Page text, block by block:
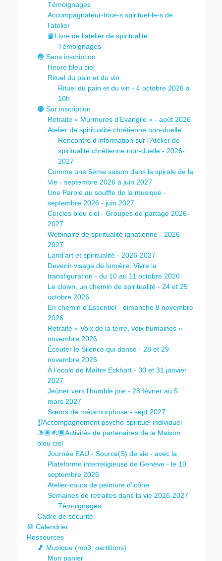
Témoignages
Accompagnateur-trice-s spirituel-le-s de
l’atelier
📙Livre de l’atelier de spiritualité
Témoignages
🔵 Sans inscription
Heure bleu ciel
Rituel du pain et du vin
Rituel du pain et du vin - 4 octobre 2026 à
10h
🟠 Sur inscription
Retraite « Murmures d’Evangile » - août 2026
Atelier de spiritualité chrétienne non-duelle
Rencontre d’information sur l’Atelier de
spiritualité chrétienne non-duelle - 2026-
2027
Comme une 5ème saison dans la spirale de la
Vie - septembre 2026 à juin 2027
Une Parole au souffle de la musique -
septembre 2026 - juin 2027
Cercles bleu ciel - Groupes de partage 2026-
2027
Webinaire de spiritualité ignatienne - 2026-
2027
Land’art et spiritualité - 2026-2027
Devenir visage de lumière. Vivre la
transfiguration - du 10 au 11 octobre 2026
Le clown, un chemin de spiritualité - 24 et 25
octobre 2026
En chemin d’Essentiel - dimanche 8 novembre
2026
Retraite « Voix de la terre, voix humaines » -
novembre 2026
Écouter le Silence qui danse - 28 et 29
novembre 2026
À l’école de Maître Eckhart - 30 et 31 janvier
2027
Jeûner vers l’humble joie - 28 février au 5
mars 2027
Sœurs de métamorphose - sept 2027
👂Accompagnement psycho-spirituel individuel
🫱🏽‍🫲🏾Activités de partenaires de la Maison
bleu ciel
Journée EAU - Source(S) de vie - avec la
Plateforme interreligieuse de Genève - le 10
septembre 2026
Atelier-cours de peinture d’icône
Semaines de retraites dans la vie 2026-2027
Témoignages
Cadre de sécurité
📆 Calendrier
Ressources
🎵 Musique (mp3, partitions)
Mon panier